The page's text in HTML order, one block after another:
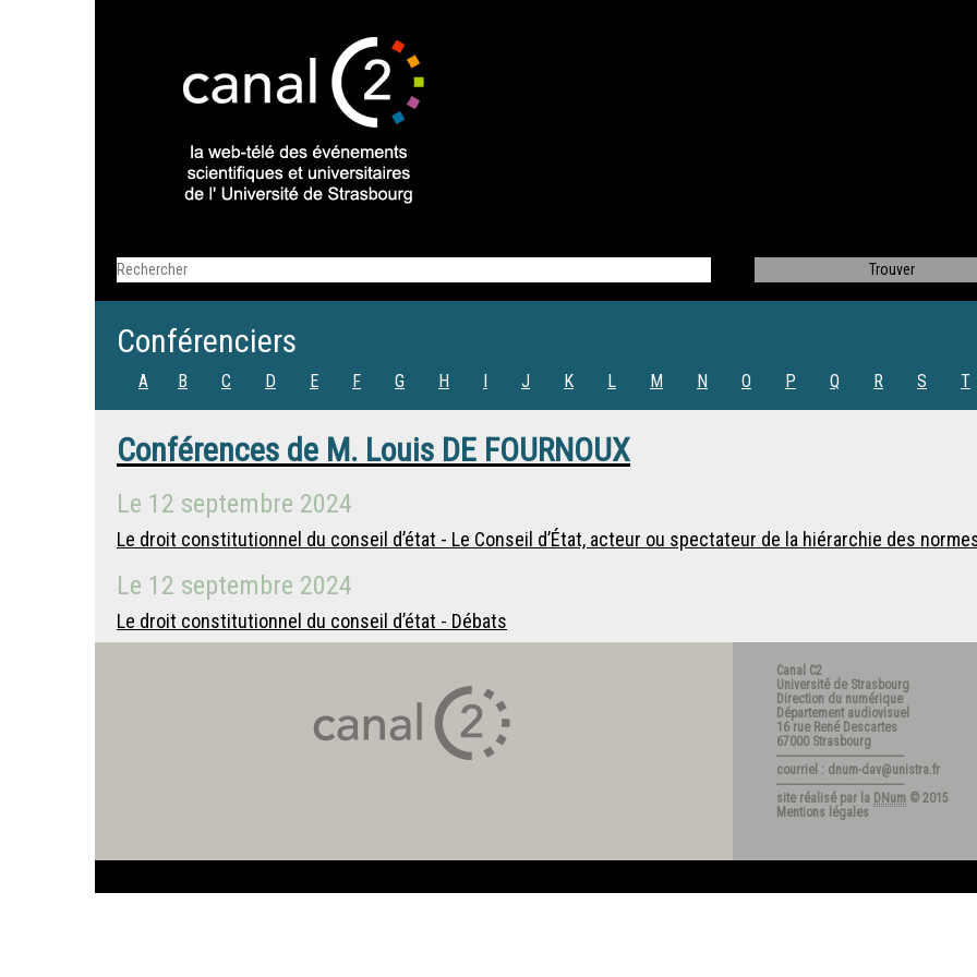
Conférenciers
A B C D E F G H I J K L M N O P Q R S T
Conférences de M. Louis DE FOURNOUX
Le 12 septembre 2024
Le droit constitutionnel du conseil d’état - Le Conseil d’État, acteur ou spectateur de la hiérarchie des
Le 12 septembre 2024
Le droit constitutionnel du conseil d’état - Débats
Canal C2
Université de Strasbourg
Direction du numérique
Département audiovisuel
16 rue René Descartes
67000 Strasbourg
---------------------------------------
courriel : dnum-dav@unistra.fr
---------------------------------------
site réalisé par la DNum © 2015
Mentions légales